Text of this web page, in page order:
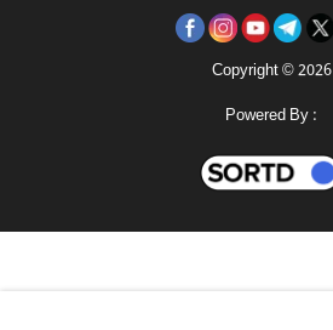
Copyright © 2026
Powered By :